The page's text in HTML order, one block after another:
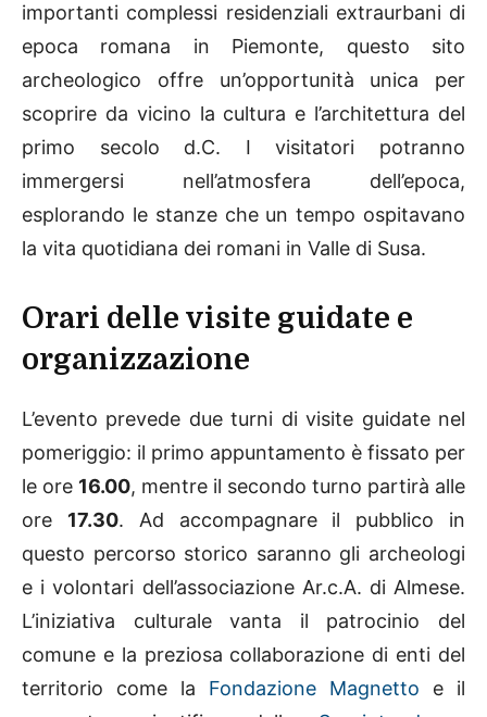
importanti complessi residenziali extraurbani di
epoca romana in Piemonte, questo sito
archeologico offre un’opportunità unica per
scoprire da vicino la cultura e l’architettura del
primo secolo d.C. I visitatori potranno
immergersi nell’atmosfera dell’epoca,
esplorando le stanze che un tempo ospitavano
la vita quotidiana dei romani in Valle di Susa.
Orari delle visite guidate e
organizzazione
L’evento prevede due turni di visite guidate nel
pomeriggio: il primo appuntamento è fissato per
le ore 16.00, mentre il secondo turno partirà alle
ore 17.30. Ad accompagnare il pubblico in
questo percorso storico saranno gli archeologi
e i volontari dell’associazione Ar.c.A. di Almese.
L’iniziativa culturale vanta il patrocinio del
comune e la preziosa collaborazione di enti del
territorio come la Fondazione Magnetto e il